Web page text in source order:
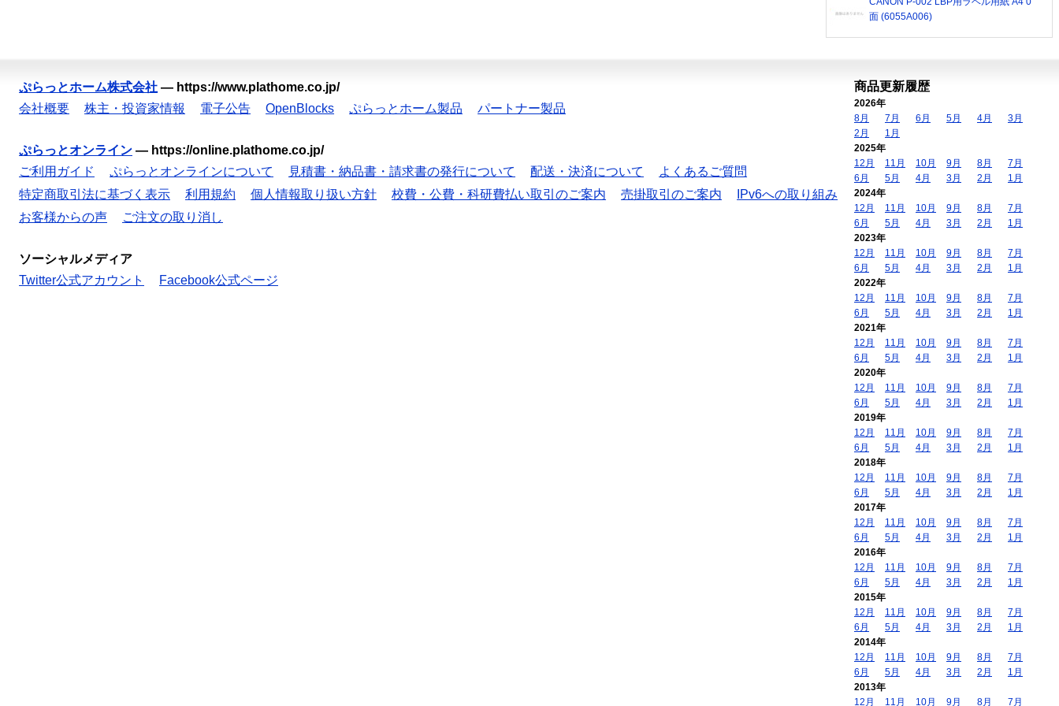
面 (6055A006)
ぷらっとホーム株式会社 — https://www.plathome.co.jp/
会社概要
株主・投資家情報 電子公告 OpenBlocks ぷらっとホーム製品 パートナー製品
ぷらっとオンライン — https://online.plathome.co.jp/
ご利用ガイド
ぷらっとオンラインについて 見積書・納品書・請求書の発行について 配送・決済について
よくあるご質問
特定商取引法に基づく表示
利用規約 個人情報取り扱い方針 校費・公費・科研費払い取引のご案内 売掛取引のご案内
IPv6への取り組み
お客様からの声
ご注文の取り消し
ソーシャルメディア
Twitter公式アカウント
Facebook公式ページ
商品更新履歴
2026年
8月
7月 6月 5月 4月
3月
2月
1月
2025年
12月
11月 10月 9月 8月
7月
6月
5月 4月 3月 2月
1月
2024年
12月
11月 10月 9月 8月
7月
6月
5月 4月 3月 2月
1月
2023年
12月
11月 10月 9月 8月
7月
6月
5月 4月 3月 2月
1月
2022年
12月
11月 10月 9月 8月
7月
6月
5月 4月 3月 2月
1月
2021年
12月
11月 10月 9月 8月
7月
6月
5月 4月 3月 2月
1月
2020年
12月
11月 10月 9月 8月
7月
6月
5月 4月 3月 2月
1月
2019年
12月
11月 10月 9月 8月
7月
6月
5月 4月 3月 2月
1月
2018年
12月
11月 10月 9月 8月
7月
6月
5月 4月 3月 2月
1月
2017年
12月
11月 10月 9月 8月
7月
6月
5月 4月 3月 2月
1月
2016年
12月
11月 10月 9月 8月
7月
6月
5月 4月 3月 2月
1月
2015年
12月
11月 10月 9月 8月
7月
6月
5月 4月 3月 2月
1月
2014年
12月
11月 10月 9月 8月
7月
6月
5月 4月 3月 2月
1月
2013年
12月
11月 10月 9月 8月 7月